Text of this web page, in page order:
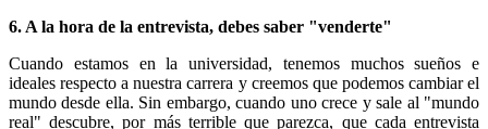
6. A la hora de la entrevista, debes saber "venderte"
Cuando estamos en la universidad, tenemos muchos sueños e
ideales respecto a nuestra carrera y creemos que podemos cambiar el
mundo desde ella. Sin embargo, cuando uno crece y sale al "mundo
real" descubre, por más terrible que parezca, que cada entrevista